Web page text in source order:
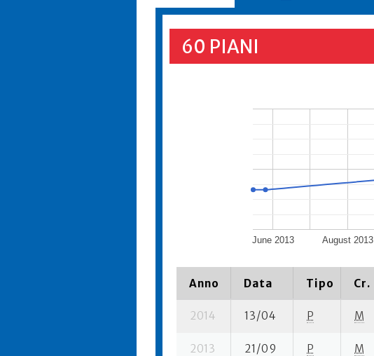
60 PIANI
June 2013 August 2013
Anno Data Tipo Cr.
2014 13/04 P M
2013 21/09 P M